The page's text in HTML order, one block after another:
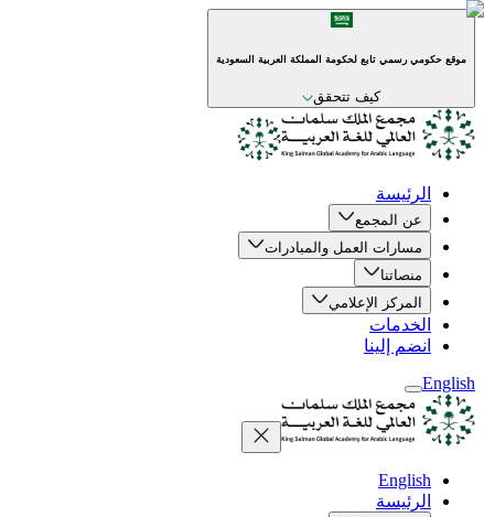
موقع حكومي رسمي تابع لحكومة المملكة العربية السعودية
كيف تتحقق
الرئيسة
عن المجمع
مسارات العمل والمبادرات
منصاتنا
المركز الإعلامي
الخدمات
انضم إلينا
English
English
الرئيسة